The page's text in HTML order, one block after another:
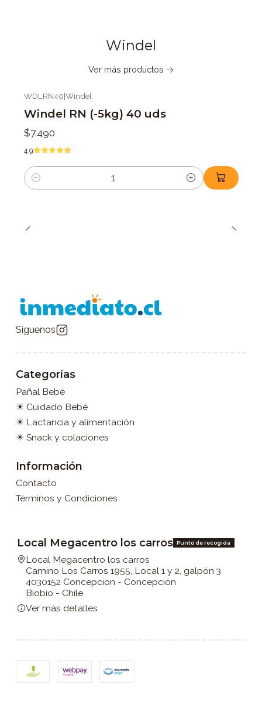
Windel
Ver más productos
WDLRN40|Windel
Windel RN (-5kg) 40 uds
$7.490
4.9
Cantidad
Síguenos
Categorías
Pañal Bebé
☀ Cuidado Bebé
☀ Lactancia y alimentación
☀ Snack y colaciones
Información
Contacto
Términos y Condiciones
Local Megacentro los carros Punto de recogida
Local Megacentro los carros
Camino Los Carros 1955, Local 1 y 2, galpón 3
4030152 Concepcion - Concepción
Biobío - Chile
Ver más detalles